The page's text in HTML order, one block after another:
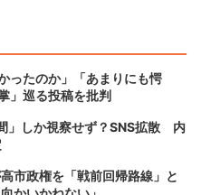
ったのか」「あまりにも愕
」巡る投稿を批判
」しか視察せず？SNS拡散 内
市政権を「戦前回帰路線」と